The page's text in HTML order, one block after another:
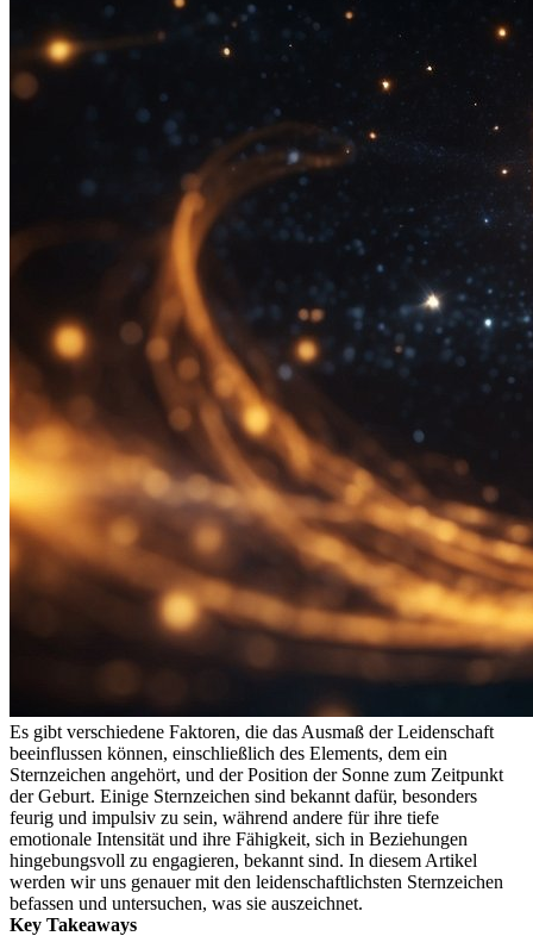
Es gibt verschiedene Faktoren, die das Ausmaß der Leidenschaft
beeinflussen können, einschließlich des Elements, dem ein
Sternzeichen angehört, und der Position der Sonne zum Zeitpunkt
der Geburt. Einige Sternzeichen sind bekannt dafür, besonders
feurig und impulsiv zu sein, während andere für ihre tiefe
emotionale Intensität und ihre Fähigkeit, sich in Beziehungen
hingebungsvoll zu engagieren, bekannt sind. In diesem Artikel
werden wir uns genauer mit den leidenschaftlichsten Sternzeichen
befassen und untersuchen, was sie auszeichnet.
Key Takeaways